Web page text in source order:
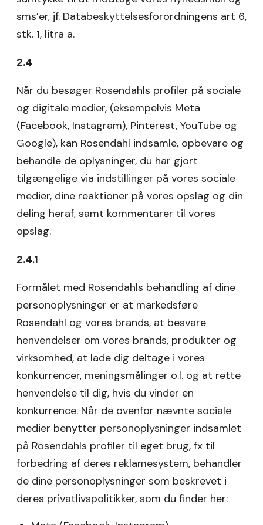
sms’er, jf. Databeskyttelsesforordningens art 6,
stk. 1, litra a.
2.4
Når du besøger Rosendahls profiler på sociale
og digitale medier, (eksempelvis Meta
(Facebook, Instagram), Pinterest, YouTube og
Google), kan Rosendahl indsamle, opbevare og
behandle de oplysninger, du har gjort
tilgængelige via indstillinger på vores sociale
medier, dine reaktioner på vores opslag og din
deling heraf, samt kommentarer til vores
opslag.
2.4.1
Formålet med Rosendahls behandling af dine
personoplysninger er at markedsføre
Rosendahl og vores brands, at besvare
henvendelser om vores brands, produkter og
virksomhed, at lade dig deltage i vores
konkurrencer, meningsmålinger o.l. og at rette
henvendelse til dig, hvis du vinder en
konkurrence. Når de ovenfor nævnte sociale
medier benytter personoplysninger indsamlet
på Rosendahls profiler til eget brug, fx til
forbedring af deres reklamesystem, behandler
de dine personoplysninger som beskrevet i
deres privatlivspolitikker, som du finder her: